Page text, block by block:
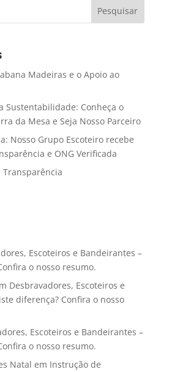
Madeiras e o Apoio ao
Sustentabilidade: Conheça o
da Mesa e Seja Nosso Parceiro
Nosso Grupo Escoteiro recebe
e ONG Verificada
Transparência
Escoteiros e Bandeirantes –
o nosso resumo.
Desbravadores, Escoteiros e
diferença? Confira o nosso
Escoteiros e Bandeirantes –
o nosso resumo.
Natal em Instrução de